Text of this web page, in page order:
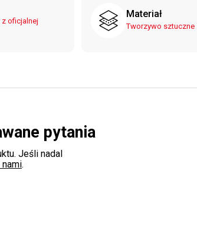
z oficjalnej
Materiał
Tworzywo sztuczne
pytania
Jeśli nadal
.